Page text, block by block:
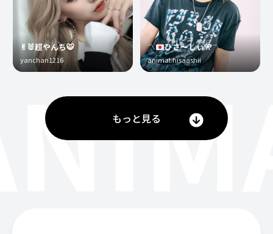
✌︎🐰超やんち🐯
yanchan1216
〽️ ひさ〜しぃ🎌〽️
animal.hisaashii
もっと見る